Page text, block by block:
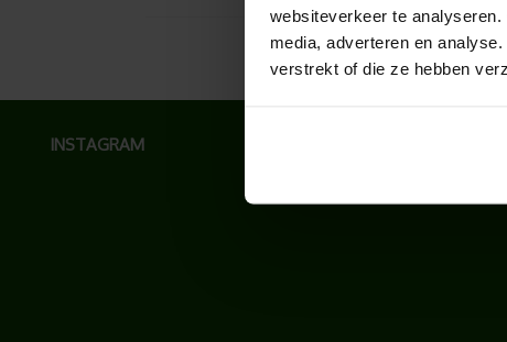
websiteverkeer te
media, adverteren en
verstrekt of die ze hebben
INSTAGRAM